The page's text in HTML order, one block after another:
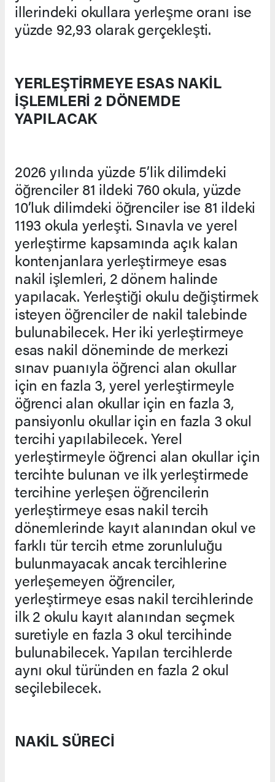
illerindeki okullara yerleşme oranı ise
yüzde 92,93 olarak gerçekleşti.
YERLEŞTİRMEYE ESAS NAKİL
İŞLEMLERİ 2 DÖNEMDE
YAPILACAK
2026 yılında yüzde 5’lik dilimdeki
öğrenciler 81 ildeki 760 okula, yüzde
10’luk dilimdeki öğrenciler ise 81 ildeki
1193 okula yerleşti. Sınavla ve yerel
yerleştirme kapsamında açık kalan
kontenjanlara yerleştirmeye esas
nakil işlemleri, 2 dönem halinde
yapılacak. Yerleştiği okulu değiştirmek
isteyen öğrenciler de nakil talebinde
bulunabilecek. Her iki yerleştirmeye
esas nakil döneminde de merkezi
sınav puanıyla öğrenci alan okullar
için en fazla 3, yerel yerleştirmeyle
öğrenci alan okullar için en fazla 3,
pansiyonlu okullar için en fazla 3 okul
tercihi yapılabilecek. Yerel
yerleştirmeyle öğrenci alan okullar için
tercihte bulunan ve ilk yerleştirmede
tercihine yerleşen öğrencilerin
yerleştirmeye esas nakil tercih
dönemlerinde kayıt alanından okul ve
farklı tür tercih etme zorunluluğu
bulunmayacak ancak tercihlerine
yerleşemeyen öğrenciler,
yerleştirmeye esas nakil tercihlerinde
ilk 2 okulu kayıt alanından seçmek
suretiyle en fazla 3 okul tercihinde
bulunabilecek. Yapılan tercihlerde
aynı okul türünden en fazla 2 okul
seçilebilecek.
NAKİL SÜRECİ